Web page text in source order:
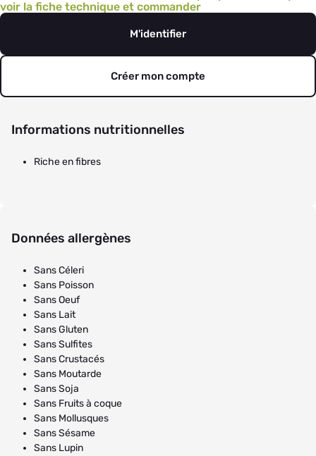
voir la fiche technique et commander
M'identifier
Créer mon compte
Informations nutritionnelles
Riche en fibres
Données allergènes
Sans Céleri
Sans Poisson
Sans Oeuf
Sans Lait
Sans Gluten
Sans Sulfites
Sans Crustacés
Sans Moutarde
Sans Soja
Sans Fruits à coque
Sans Mollusques
Sans Sésame
Sans Lupin